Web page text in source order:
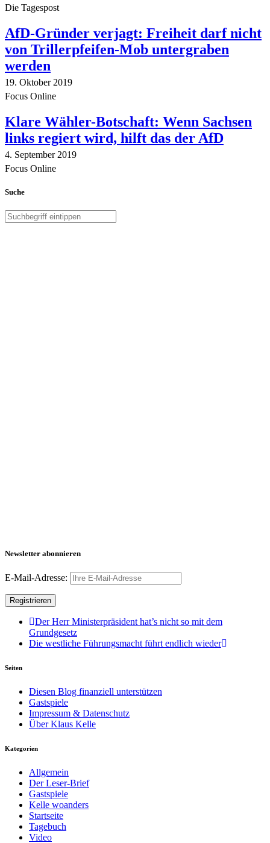
Die Tagespost
AfD-Gründer verjagt: Freiheit darf nicht
von Trillerpfeifen-Mob untergraben
werden
19. Oktober 2019
Focus Online
Klare Wähler-Botschaft: Wenn Sachsen
links regiert wird, hilft das der AfD
4. September 2019
Focus Online
Suche
Newsletter abonnieren
E-Mail-Adresse:
Der Herr Ministerpräsident hat’s nicht so mit dem
Grundgesetz
Die westliche Führungsmacht führt endlich wieder
Seiten
Diesen Blog finanziell unterstützen
Gastspiele
Impressum & Datenschutz
Über Klaus Kelle
Kategorien
Allgemein
Der Leser-Brief
Gastspiele
Kelle woanders
Startseite
Tagebuch
Video